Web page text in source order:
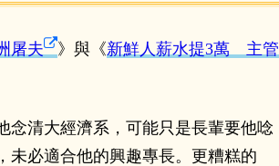
屠夫 》與《新鮮人薪水提3萬 主管
念清大經濟系，可能只是長輩要他唸
未必適合他的興趣專長。更糟糕的